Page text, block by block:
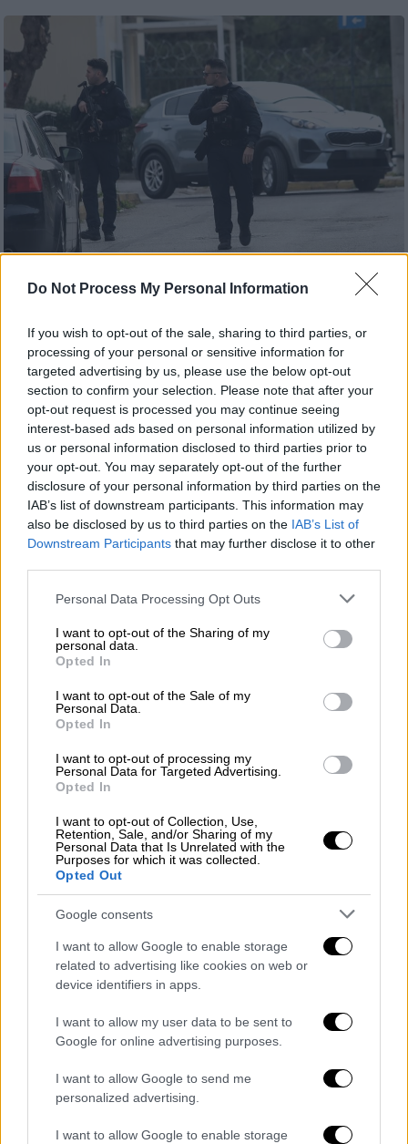
Do Not Process My Personal Information
If you wish to opt-out of the sale, sharing to third parties, or
processing of your personal or sensitive information for
targeted advertising by us, please use the below opt-out
section to confirm your selection. Please note that after your
opt-out request is processed you may continue seeing
interest-based ads based on personal information utilized by
us or personal information disclosed to third parties prior to
your opt-out. You may separately opt-out of the further
disclosure of your personal information by third parties on the
IAB’s list of downstream participants. This information may
also be disclosed by us to third parties on the IAB’s List of
Downstream Participants that may further disclose it to other
Please note that this website/app uses one or more Google
not limited to your visit or usage behaviour. You may click to
grant or deny consent to Google and its third-party tags to
use your data for below specified purposes in below Google
consent section.
Personal Data Processing Opt Outs
I want to opt-out of the Sharing of my
personal data.
Opted In
I want to opt-out of the Sale of my
Personal Data.
Opted In
I want to opt-out of processing my
Personal Data for Targeted Advertising.
Opted In
I want to opt-out of Collection, Use,
Retention, Sale, and/or Sharing of my
Personal Data that Is Unrelated with the
Purposes for which it was collected.
Opted Out
Google consents
I want to allow Google to enable storage
related to advertising like cookies on web or
device identifiers in apps.
I want to allow my user data to be sent to
Google for online advertising purposes.
I want to allow Google to send me
personalized advertising.
I want to allow Google to enable storage
Ελεύθεροι χωρίς περιοριστικούς όρους
αφέθηκαν με απόφαση του αρμόδιου
εισαγγελέα τουναυτοδικείουοι δυο
συλληφθέντες, μέλη τηςΜονάδας
Υποβρύχιων ΚαταστροφώντουΠολεμικού
Ναυτικού.
Τι δήλωσε ο συνήγορος των δυο
κατηγορουμένων
Σε δήλωσή του ο συνήγορος των δυο
«πολυδιαφημισμένη δικογραφία» ακόμη
αποδείχθηκε «άνθρακες»
οι εντολείς μουμάχιμα στελέχη
της πλέον
επίλεκτης μονάδας του Ελληνικού Ναυτικού
αφέθησαν ελεύθεροι σήμερα από την
εισαγγελία Ναυτοδικείου Πειραιώς επειδή
αποδείχτηκε ότι
ουδεμία σχέση είχαν με τον
επικοινωνία είχαν με αυτόν. Ως εκ τούτου
όλα τα σημερινά δημοσιεύματα περί δήθεν
«συνεργασίας» ποινικών - τρομοκρατών
αποτελούν φαντασιοπληξίες και
σενάρια αποτυχημένων σκηνοθετών
Ευτυχώς, που λειτουργοί της Δικαιοσύνης
δεν αφήνουν τους αποτυχημένους
σκηνοθέτες να υπαγορεύουν τις αποφάσεις
τους».
Οι κατηγορούμενοι αντιμετωπίζουν
πλημμεληματικές κατηγορίες και θα
διενεργηθεί περαιτέρω έρευνα.